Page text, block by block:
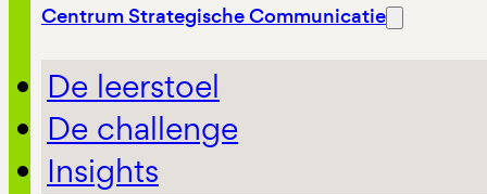
Centrum Strategische Communicatie
De leerstoel
De challenge
Insights